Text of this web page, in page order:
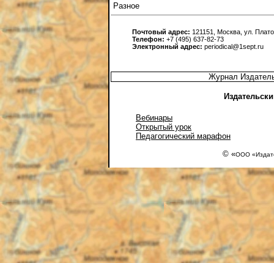
Разное
Почтовый адрес: 121151, Москва, ул.
Телефон: +7 (495) 637-82-73
Электронный адрес: periodical@1sept.ru
Журнал
Вебинары
Открытый урок
Педагогический марафон
© «ООО